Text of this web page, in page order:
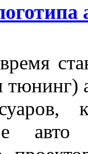
тюнинг)